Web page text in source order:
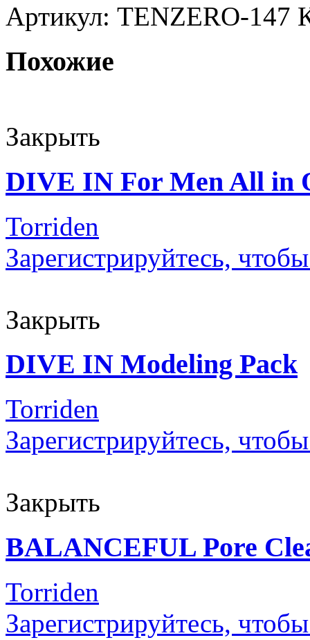
Артикул: TENZERO-147
Похожие
Закрыть
DIVE IN For Men All in
Torriden
Зарегистрируйтесь,
Закрыть
DIVE IN Modeling Pack
Torriden
Зарегистрируйтесь,
Закрыть
BALANCEFUL Pore
Torriden
Зарегистрируйтесь,